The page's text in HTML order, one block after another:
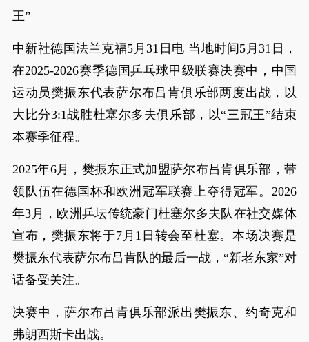
王”
中新社德国法兰克福5月31日电 当地时间5月31日，
在2025-2026赛季德国乒乓球甲级联赛决赛中，中国
运动员樊振东代表萨尔布吕肯俱乐部两度出战，以
大比分3:1战胜杜塞尔多夫俱乐部，以“三冠王”结束
本赛季征程。
2025年6月，樊振东正式加盟萨尔布吕肯俱乐部，带
领队伍在德国杯和欧洲冠军联赛上夺得冠军。2026
年3月，欧洲乒坛传统豪门杜塞尔多夫队在社交媒体
宣布，樊振东将于7月1日转会至杜塞。本场决赛是
樊振东代表萨尔布吕肯队的最后一战，“新老东家”对
话备受关注。
决赛中，萨尔布吕肯俱乐部派出樊振东、约奇克和
弗朗西斯卡出战。